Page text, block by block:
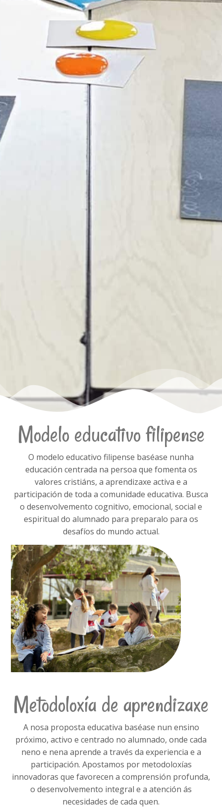
Modelo educativo filipense
O modelo educativo filipense baséase nunha
educación centrada na persoa que fomenta os
valores cristiáns, a aprendizaxe activa e a
participación de toda a comunidade educativa. Busca
o desenvolvemento cognitivo, emocional, social e
espiritual do alumnado para preparalo para os
desafíos do mundo actual.
Metodoloxía de aprendizaxe
A nosa proposta educativa baséase nun ensino
próximo, activo e centrado no alumnado, onde cada
neno e nena aprende a través da experiencia e a
participación. Apostamos por metodoloxías
innovadoras que favorecen a comprensión profunda,
o desenvolvemento integral e a atención ás
necesidades de cada quen.